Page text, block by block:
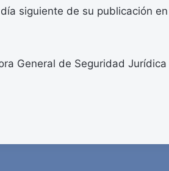
siguiente de su publicación
General de Seguridad Jurídica